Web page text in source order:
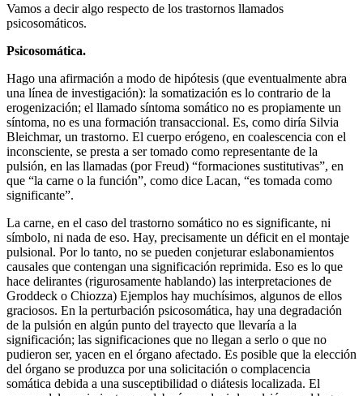
Vamos a decir algo respecto de los trastornos llamados
psicosomáticos.
Psicosomática.
Hago una afirmación a modo de hipótesis (que eventualmente abra
una línea de investigación): la somatización es lo contrario de la
erogenización; el llamado síntoma somático no es propiamente un
síntoma, no es una formación transaccional. Es, como diría Silvia
Bleichmar, un trastorno. El cuerpo erógeno, en coalescencia con el
inconsciente, se presta a ser tomado como representante de la
pulsión, en las llamadas (por Freud) “formaciones sustitutivas”, en
que “la carne o la función”, como dice Lacan, “es tomada como
significante”.
La carne, en el caso del trastorno somático no es significante, ni
símbolo, ni nada de eso. Hay, precisamente un déficit en el montaje
pulsional. Por lo tanto, no se pueden conjeturar eslabonamientos
causales que contengan una significación reprimida. Eso es lo que
hace delirantes (rigurosamente hablando) las interpretaciones de
Groddeck o Chiozza) Ejemplos hay muchísimos, algunos de ellos
graciosos. En la perturbación psicosomática, hay una degradación
de la pulsión en algún punto del trayecto que llevaría a la
significación; las significaciones que no llegan a serlo o que no
pudieron ser, yacen en el órgano afectado. Es posible que la elección
del órgano se produzca por una solicitación o complacencia
somática debida a una susceptibilidad o diátesis localizada. El